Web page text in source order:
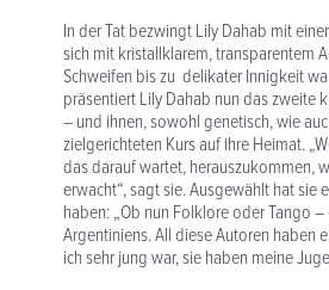
In der Tat bezwingt Lily Dahab mit
sich mit kristallklarem, transparentem
Schweifen bis zu delikater Innigkeit
präsentiert Lily Dahab nun das zweite
– und ihnen, sowohl genetisch, wie
zielgerichteten Kurs auf ihre Heimat.
das darauf wartet, herauszukommen,
erwacht“, sagt sie. Ausgewählt hat sie
haben: „Ob nun Folklore oder Tango
Argentiniens. All diese Autoren haben
ich sehr jung war, sie haben meine